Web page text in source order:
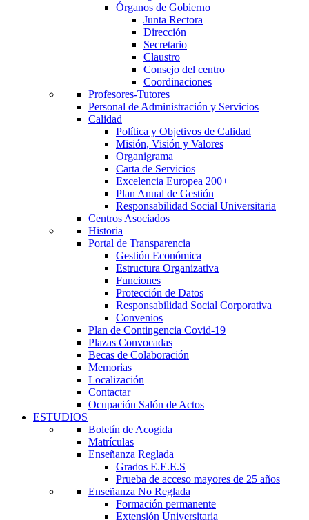
Órganos de Gobierno
Junta Rectora
Dirección
Secretario
Claustro
Consejo del centro
Coordinaciones
Profesores-Tutores
Personal de Administración y Servicios
Calidad
Política y Objetivos de Calidad
Misión, Visión y Valores
Organigrama
Carta de Servicios
Excelencia Europea 200+
Plan Anual de Gestión
Responsabilidad Social Universitaria
Centros Asociados
Historia
Portal de Transparencia
Gestión Económica
Estructura Organizativa
Funciones
Protección de Datos
Responsabilidad Social Corporativa
Convenios
Plan de Contingencia Covid-19
Plazas Convocadas
Becas de Colaboración
Memorias
Localización
Contactar
Ocupación Salón de Actos
ESTUDIOS
Boletín de Acogida
Matrículas
Enseñanza Reglada
Grados E.E.E.S
Prueba de acceso mayores de 25 años
Enseñanza No Reglada
Formación permanente
Extensión Universitaria